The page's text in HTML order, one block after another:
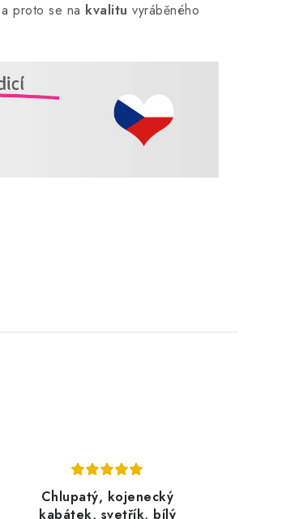
a proto se na kvalitu vyráběného
Chlupatý, kojenecký
kabátek, svetřík, bílý